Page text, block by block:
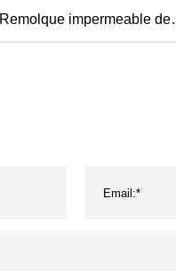
Remolque impermeable de